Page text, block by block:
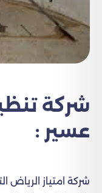
شركة
عسير :
شركة امتياز الرياض